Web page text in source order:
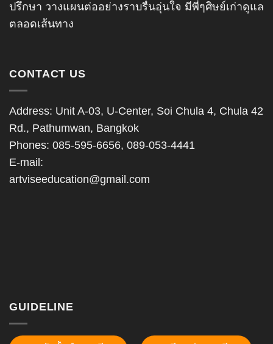
ปรึกษา วางแผนต่ออย่างราบรื่นอุ่นใจ มีพี่ๆศิษย์เก่าดูแล
ตลอดเส้นทาง
CONTACT US
Address: Unit A-03, U-Center, Soi Chula 4, Chula 42
Rd., Pathumwan, Bangkok
Phones: 085-595-6656, 089-053-4441
E-mail:
artviseeducation@gmail.com
GUIDELINE